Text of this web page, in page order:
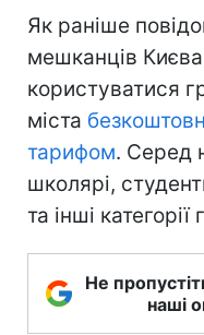
Як раніше
мешканців
користуватися
міста
тарифом. Серед
школярі,
та інші
Не
наші